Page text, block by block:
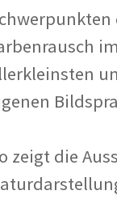
zeigt die